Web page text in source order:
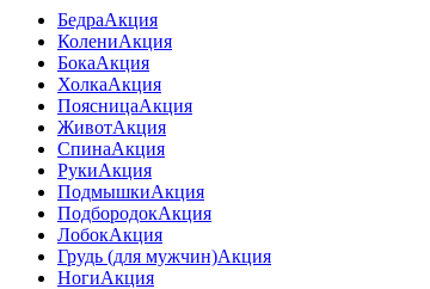
БедраАкция
КолениАкция
БокаАкция
ХолкаАкция
ПоясницаАкция
ЖивотАкция
СпинаАкция
РукиАкция
ПодмышкиАкция
ПодбородокАкция
ЛобокАкция
Грудь (для мужчин)Акция
НогиАкция